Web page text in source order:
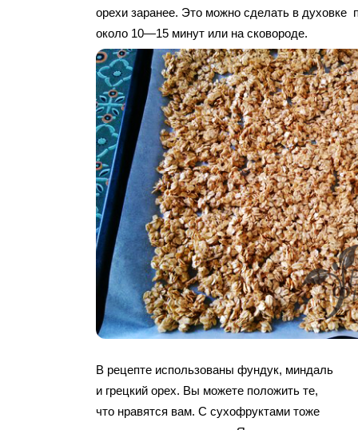
орехи заранее. Это можно сделать в духовке
около 10—15 минут или на сковороде.
В рецепте использованы фундук, миндаль
и грецкий орех. Вы можете положить те,
что нравятся вам. С сухофруктами тоже